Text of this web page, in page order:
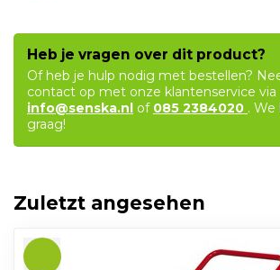
Heb je vragen over dit product?
Of heb je hulp nodig met bestellen?
contact op met onze klantenservice via
info@senska.nl of 085 2384020 . We
graag!
Zuletzt angesehen